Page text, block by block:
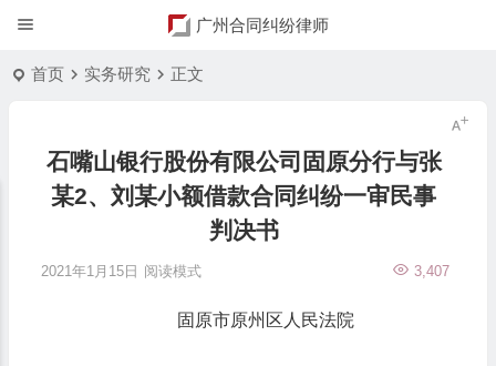
广州合同纠纷律师
首页 实务研究 正文
石嘴山银行股份有限公司固原分行与张
某2、刘某小额借款合同纠纷一审民事
判决书
2021年1月15日 3,407
阅读模式
固原市原州区人民法院